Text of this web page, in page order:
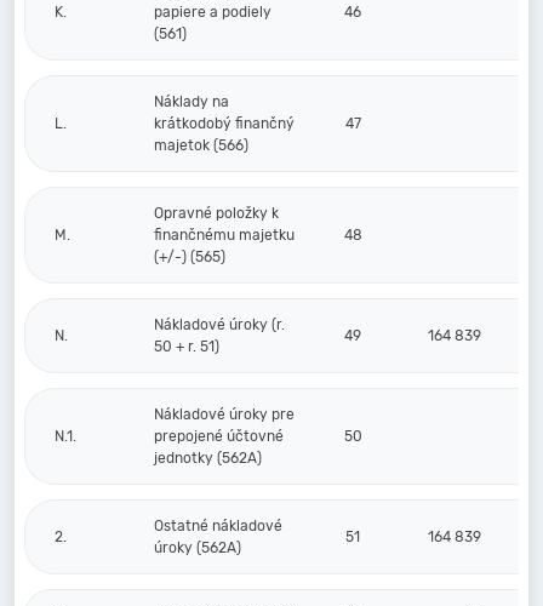
K.
papiere a podiely
(561)
46
L.
Náklady na
krátkodobý finančný
majetok (566)
47
M.
Opravné položky k
finančnému majetku
(+/-) (565)
48
N.
Nákladové úroky (r.
50 + r. 51)
49 164 839
N.1.
Nákladové úroky pre
prepojené účtovné
jednotky (562A)
50
2.
Ostatné nákladové
úroky (562A)
51 164 839